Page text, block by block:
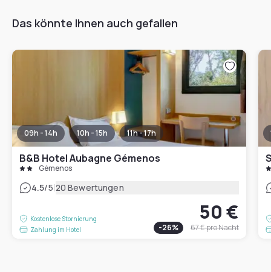
Das könnte Ihnen auch gefallen
09h - 14h 10h - 15h 11h - 17h
B&B Hotel Aubagne Gémenos
Gémenos
4.5/5|20 Bewertungen
Kostenlose Stornierung
Zahlung im Hotel
50 €
-26% 67 €pro Nacht